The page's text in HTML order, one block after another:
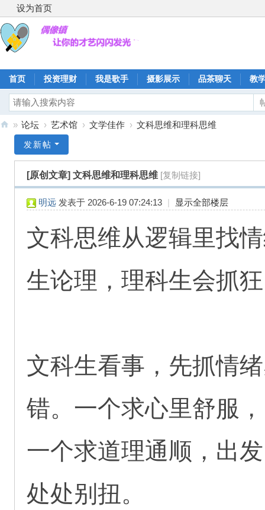
设为首页
首页 投资理财 我是歌手 摄影展示 品茶聊天 教
» 论坛 › 艺术馆 › 文学佳作 › 文科思维和理科思维
发新帖
[原创文章] 文科思维和理科思维 [复制链接]
明远 发表于 2026-6-19 07:24:13 | 显示全部楼层
文科思维从逻辑里找
生论理，理科生会抓
文科生看事，先抓情
错。一个求心里舒服，
一个求道理通顺，出
处处别扭。